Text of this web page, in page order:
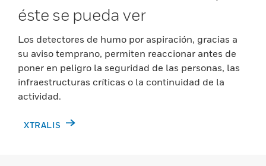
éste se pueda ver
Los detectores de humo por aspiración, gracias a
su aviso temprano, permiten reaccionar antes de
poner en peligro la seguridad de las personas, las
infraestructuras críticas o la continuidad de la
actividad.
XTRALIS